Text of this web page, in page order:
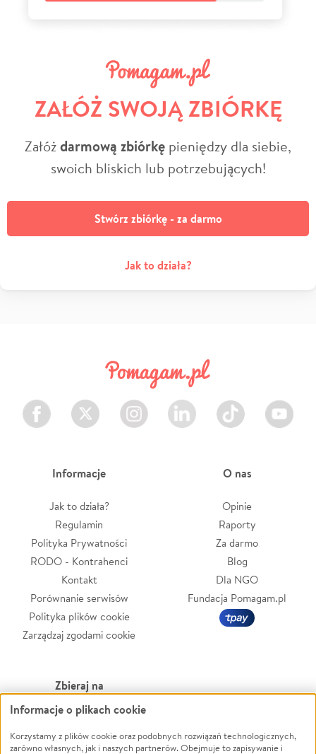
ZAŁÓŻ SWOJĄ ZBIÓRKĘ
Załóżdarmową zbiórkę pieniędzy dla siebie,
swoich bliskich lub potrzebujących!
Stwórz zbiórkę - za darmo
Jak to działa?
Facebook Twitter Instagram LinkedIn TikTok Youtube
Informacje
Jak to działa?
Regulamin
Polityka Prywatności
RODO - Kontrahenci
Kontakt
Porównanie serwisów
Polityka plików cookie
Zarządzaj zgodami cookie
O nas
Opinie
Raporty
Za darmo
Blog
Dla NGO
Fundacja Pomagam.pl
Zbieraj na
Leczenie
Zwierzęta
Powódź
Informacje o plikach cookie
Korzystamy z plików cookie oraz podobnych rozwiązań technologicznych,
zarówno własnych, jak i naszych partnerów. Obejmuje to zapisywanie i